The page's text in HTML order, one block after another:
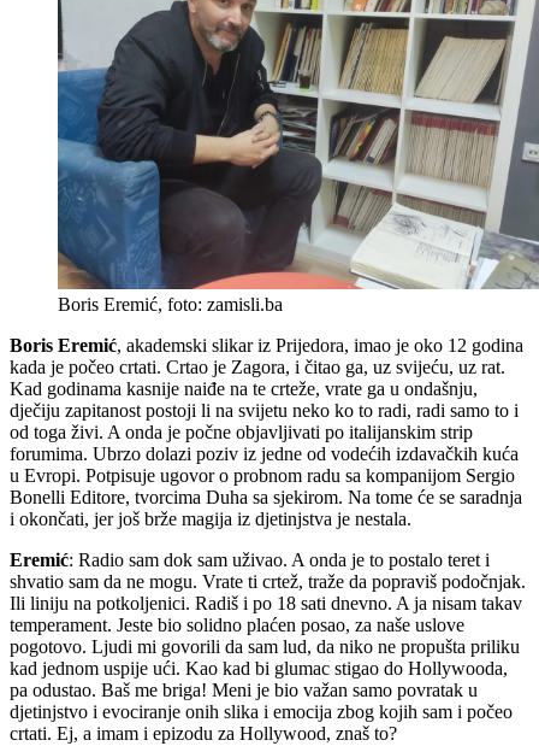
Boris Eremić, foto: zamisli.ba
Boris Eremić, akademski slikar iz Prijedora, imao je oko 12 godina
kada je počeo crtati. Crtao je Zagora, i čitao ga, uz svijeću, uz rat.
Kad godinama kasnije naiđe na te crteže, vrate ga u ondašnju,
dječiju zapitanost postoji li na svijetu neko ko to radi, radi samo to i
od toga živi. A onda je počne objavljivati po italijanskim strip
forumima. Ubrzo dolazi poziv iz jedne od vodećih izdavačkih kuća
u Evropi. Potpisuje ugovor o probnom radu sa kompanijom Sergio
Bonelli Editore, tvorcima Duha sa sjekirom. Na tome će se saradnja
i okončati, jer još brže magija iz djetinjstva je nestala.
Eremić: Radio sam dok sam uživao. A onda je to postalo teret i
shvatio sam da ne mogu. Vrate ti crtež, traže da popraviš podočnjak.
Ili liniju na potkoljenici. Radiš i po 18 sati dnevno. A ja nisam takav
temperament. Jeste bio solidno plaćen posao, za naše uslove
pogotovo. Ljudi mi govorili da sam lud, da niko ne propušta priliku
kad jednom uspije ući. Kao kad bi glumac stigao do Hollywooda,
pa odustao. Baš me briga! Meni je bio važan samo povratak u
djetinjstvo i evociranje onih slika i emocija zbog kojih sam i počeo
crtati. Ej, a imam i epizodu za Hollywood, znaš to?